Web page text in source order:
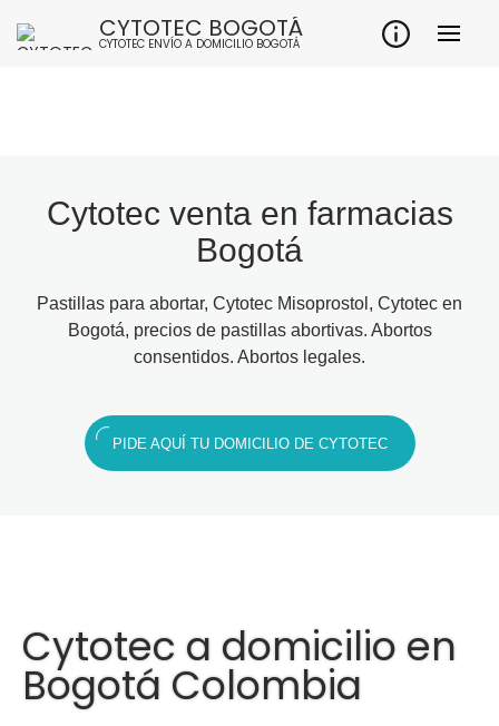
CYTOTEC BOGOTÁ
CYTOTEC ENVÍO A DOMICILIO BOGOTÁ
Cytotec venta en farmacias
Bogotá
Pastillas para abortar, Cytotec Misoprostol, Cytotec en
Bogotá, precios de pastillas abortivas. Abortos
consentidos. Abortos legales.
PIDE AQUÍ TU DOMICILIO DE CYTOTEC
Cytotec a domicilio en
Bogotá Colombia